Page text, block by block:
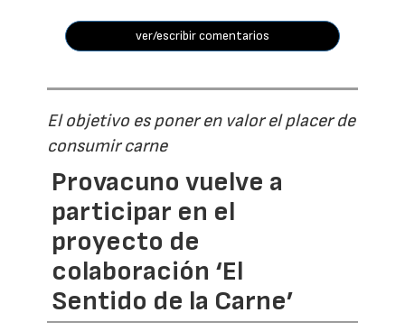
ver/escribir comentarios
El objetivo es poner en valor el placer de
consumir carne
Provacuno vuelve a
participar en el
proyecto de
colaboración ‘El
Sentido de la Carne’